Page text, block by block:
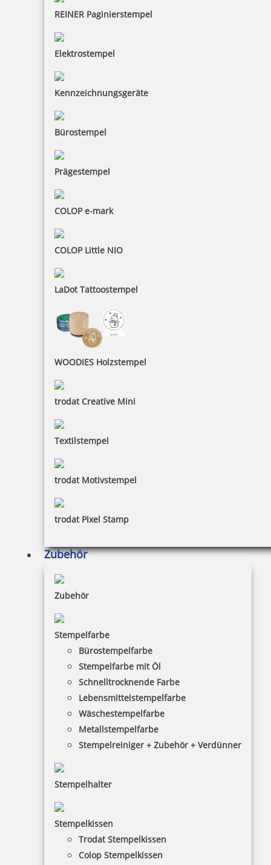
REINER Paginierstempel
Elektrostempel
Kennzeichnungsgeräte
Bürostempel
Prägestempel
COLOP e-mark
COLOP Little NIO
LaDot Tattoostempel
WOODIES Holzstempel
trodat Creative Mini
Textilstempel
trodat Motivstempel
trodat Pixel Stamp
Zubehör
Zubehör
Stempelfarbe
Bürostempelfarbe
Stempelfarbe mit Öl
Schnelltrocknende Farbe
Lebensmittelstempelfarbe
Wäschestempelfarbe
Metallstempelfarbe
Stempelreiniger + Zubehör + Verdünner
Stempelhalter
Stempelkissen
Trodat Stempelkissen
Colop Stempelkissen
Trodat Printy 4850/L2 Datumstempel BEZAHLT 24 x 4 mm
Trodat Professional 54110 Mehrfarbiger Stempel
Jetzt gestalten
17,98 €
Trodat Professional 54120 mehrfarbiger Stempel MCI, Datum
mittig
Jetzt gestalten